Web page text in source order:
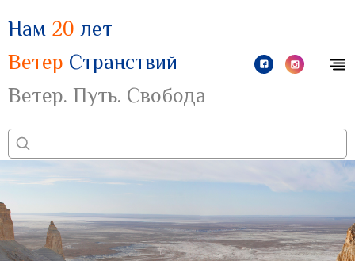
Нам 20 лет
Ветер Странствий
Ветер. Путь. Свобода